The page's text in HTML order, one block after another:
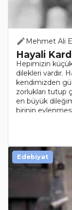
Mehmet Ali
Hayali
Hepimizin
dilekleri vardır.
kendimizden
zorlukları tutup
en büyük
birinin
Edebiyat